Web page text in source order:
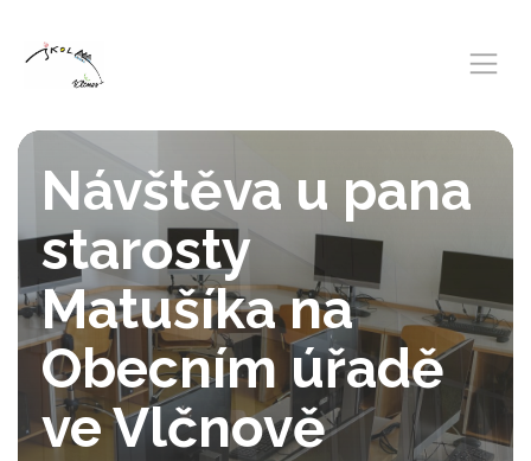
Návštěva u pana
starosty
Matušíka na
Obecním úřadě
ve Vlčnově